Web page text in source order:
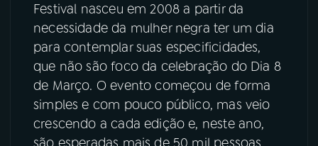
PODCASTS
06VIDEOCASTS
ÚLTIMAS
Festival nasceu em 2008 a partir da
necessidade da mulher negra ter um dia
para contemplar suas especificidades,
que não são foco da celebração do Dia 8
de Março. O evento começou de forma
simples e com pouco público, mas veio
crescendo a cada edição e, neste ano,